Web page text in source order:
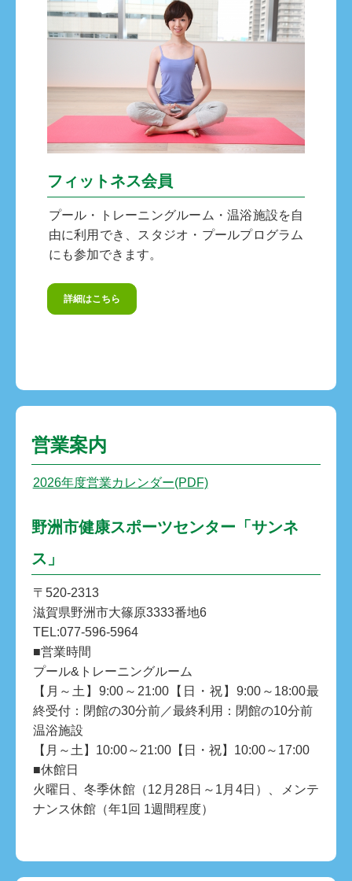
フィットネス会員
プール・トレーニングルーム・温浴施設を自
由に利用でき、スタジオ・プールプログラム
にも参加できます。
詳細はこちら
営業案内
2026年度営業カレンダー(PDF)
野洲市健康スポーツセンター「サンネ
ス」
〒520-2313
滋賀県野洲市大篠原3333番地6
TEL:077-596-5964
■営業時間
プール&トレーニングルーム
【月～土】9:00～21:00【日・祝】9:00～18:00最
終受付：閉館の30分前／最終利用：閉館の10分前
温浴施設
【月～土】10:00～21:00【日・祝】10:00～17:00
■休館日
火曜日、冬季休館（12月28日～1月4日）、メンテ
ナンス休館（年1回 1週間程度）